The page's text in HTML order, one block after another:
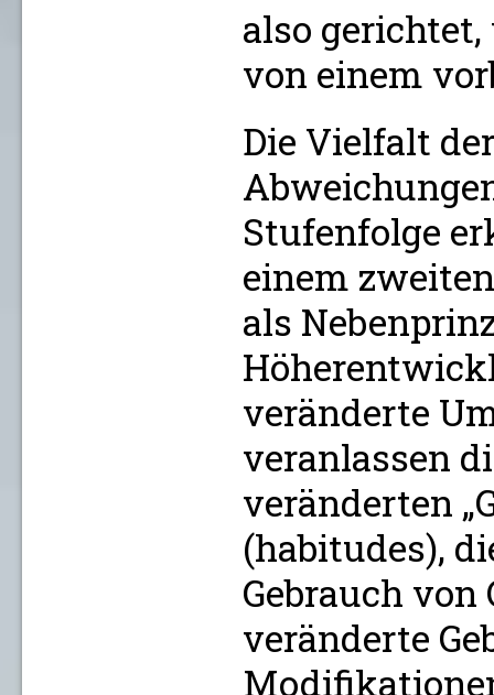
also
von einem
Die Vielfalt
Stufenfolge
einem
als
veränderte
veranlassen
veränderten
(habitudes),
Gebrauch
veränderte